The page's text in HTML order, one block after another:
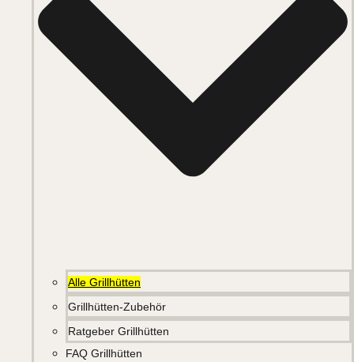
Alle Grillhütten
Grillhütten-Zubehör
Ratgeber Grillhütten
FAQ Grillhütten